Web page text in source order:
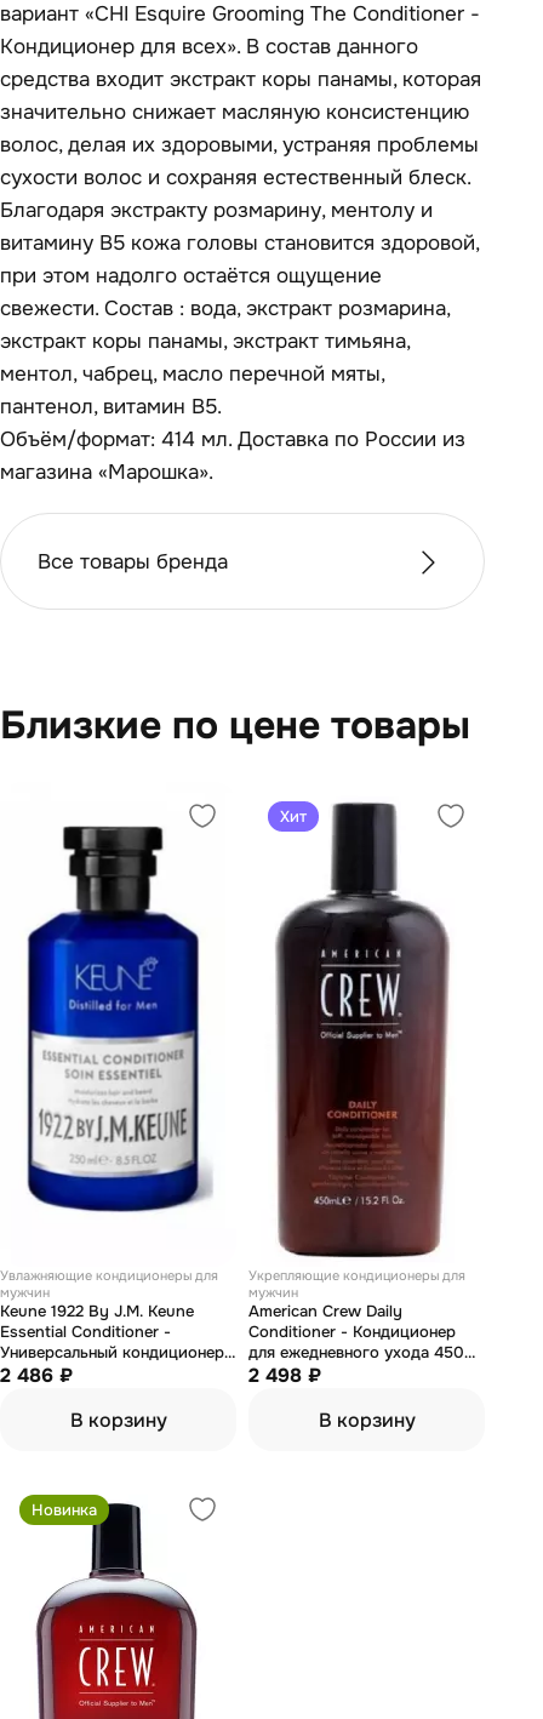
вариант «CHI Esquire Grooming The Conditioner -
Кондиционер для всех». В состав данного
средства входит экстракт коры панамы, которая
значительно снижает масляную консистенцию
волос, делая их здоровыми, устраняя проблемы
сухости волос и сохраняя естественный блеск.
Благодаря экстракту розмарину, ментолу и
витамину B5 кожа головы становится здоровой,
при этом надолго остаётся ощущение
свежести. Состав : вода, экстракт розмарина,
экстракт коры панамы, экстракт тимьяна,
ментол, чабрец, масло перечной мяты,
пантенол, витамин B5.
Объём/формат: 414 мл. Доставка по России из
магазина «Марошка».
Все товары бренда
Близкие по цене товары
Увлажняющие кондиционеры для
мужчин
Keune 1922 By J.M. Keune
Essential Conditioner -
Универсальный кондиционер
для волос и бороды 250 мл
2 486 ₽
В корзину
Хит
Укрепляющие кондиционеры для
мужчин
American Crew Daily
Conditioner - Кондиционер
для ежедневного ухода 450
мл
2 498 ₽
В корзину
Новинка